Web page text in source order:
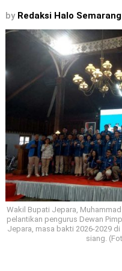
by Redaksi Halo Semarang
Wakil Bupati Jepara,
pelantikan pengurus Dewan
Jepara, masa bakti 2026-2029
siang.